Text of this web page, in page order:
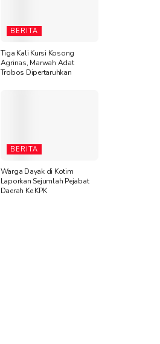
BERITA
Tiga Kali Kursi Kosong
Agrinas, Marwah Adat
Trobos Dipertaruhkan
BERITA
Warga Dayak di Kotim
Laporkan Sejumlah Pejabat
Daerah Ke KPK